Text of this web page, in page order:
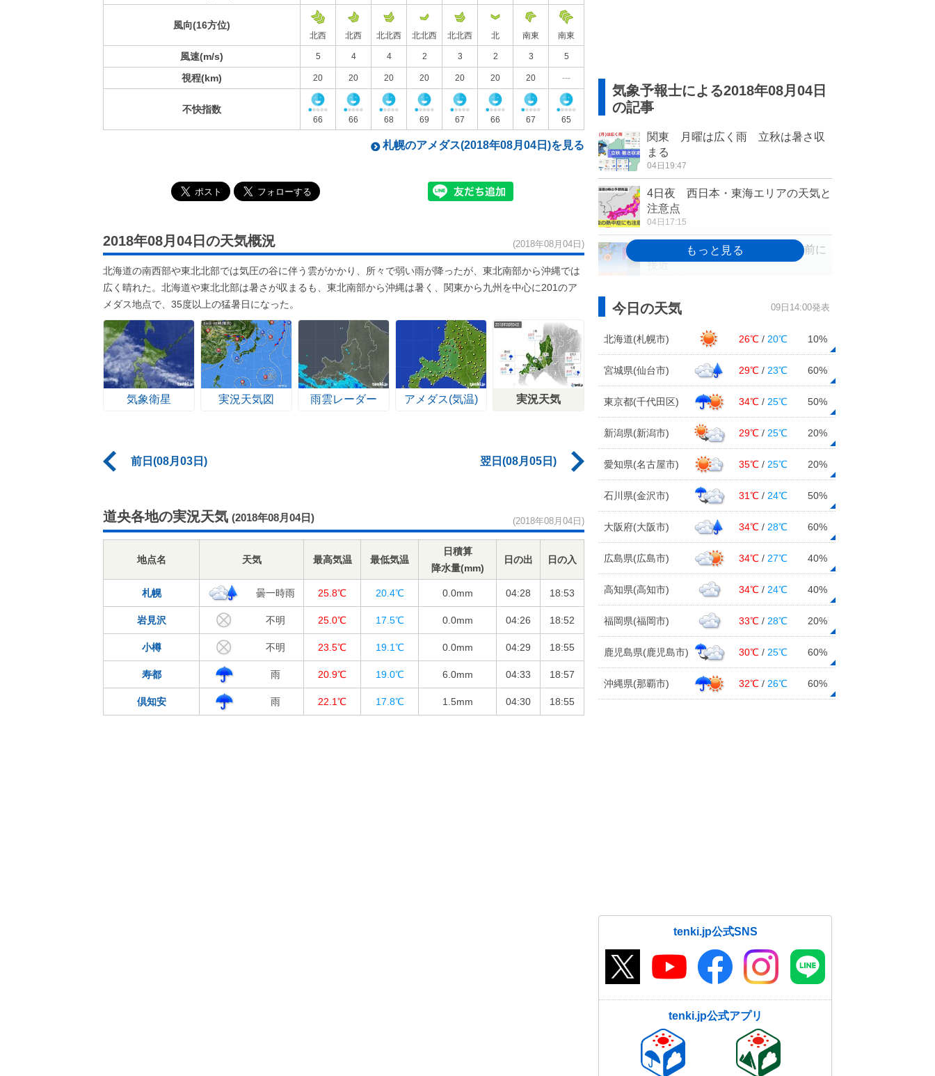
風向(16方位)
北西 北西 北北西 北北西 北北西 北 南東 南東
風速(m/s) 5 4 4 2 3 2 3 5
視程(km) 20 20 20 20 20 20 20 ---
不快指数
66 66 68 69 67 66 67 65
札幌のアメダス(2018年08月04日)を見る
2018年08月04日の天気概況 (2018年08月04日)
北海道の南西部や東北北部では気圧の谷に伴う雲がかかり、所々で弱い雨が降ったが、東北南部から沖縄では
広く晴れた。北海道や東北北部は暑さが収まるも、東北南部から沖縄は暑く、関東から九州を中心に201のア
メダス地点で、35度以上の猛暑日になった。
気象衛星 実況天気図 雨雲レーダー アメダス(気温) 実況天気
前日(08月03日) 翌日(08月05日)
道央各地の実況天気 (2018年08月04日) (2018年08月04日)
地点名 天気 最高気温 最低気温
日積算
降水量(mm)
日の出 日の入
札幌 曇一時雨 25.8℃ 20.4℃ 0.0mm 04:28 18:53
岩見沢 不明 25.0℃ 17.5℃ 0.0mm 04:26 18:52
小樽 不明 23.5℃ 19.1℃ 0.0mm 04:29 18:55
寿都 雨 20.9℃ 19.0℃ 6.0mm 04:33 18:57
倶知安 雨 22.1℃ 17.8℃ 1.5mm 04:30 18:55
気象予報士による2018年08月04日
の記事
関東 月曜は広く雨 立秋は暑さ収
まる
04日19:47
4日夜 西日本・東海エリアの天気と
注意点
04日17:15
あす40度近い酷暑 台風はお盆前に
接近
東・西は猛暑日続くも、北は秋めい
04日16:15
台風13号 暴風域伴い北上 本州接
近か
関東・近畿地方 スモッグ気象情報
04日11:33
北海道 厳しい暑さおさまる
04日10:21
4日 西日本・東海エリアの天気と注
意点
04日09:54
日差し強烈 また40度超? 台風は
本州へ
04日08:47
今日の天気 09日14:00発表
北海道(札幌市) 26℃ / 20℃ 10%
宮城県(仙台市) 29℃ / 23℃ 60%
東京都(千代田区) 34℃ / 25℃ 50%
新潟県(新潟市) 29℃ / 25℃ 20%
愛知県(名古屋市) 35℃ / 25℃ 20%
石川県(金沢市) 31℃ / 24℃ 50%
大阪府(大阪市) 34℃ / 28℃ 60%
広島県(広島市) 34℃ / 27℃ 40%
高知県(高知市) 34℃ / 24℃ 40%
福岡県(福岡市) 33℃ / 28℃ 20%
鹿児島県(鹿児島市) 30℃ / 25℃ 60%
沖縄県(那覇市) 32℃ / 26℃ 60%
tenki.jp公式SNS
tenki.jp公式アプリ